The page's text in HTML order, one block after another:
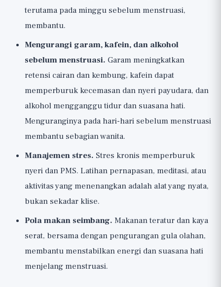
terutama pada minggu sebelum menstruasi,
membantu.
Mengurangi garam, kafein, dan alkohol
sebelum menstruasi. Garam meningkatkan
retensi cairan dan kembung, kafein dapat
memperburuk kecemasan dan nyeri payudara, dan
alkohol mengganggu tidur dan suasana hati.
Menguranginya pada hari-hari sebelum menstruasi
membantu sebagian wanita.
Manajemen stres. Stres kronis memperburuk
nyeri dan PMS. Latihan pernapasan, meditasi, atau
aktivitas yang menenangkan adalah alat yang nyata,
bukan sekadar klise.
Pola makan seimbang. Makanan teratur dan kaya
serat, bersama dengan pengurangan gula olahan,
membantu menstabilkan energi dan suasana hati
menjelang menstruasi.